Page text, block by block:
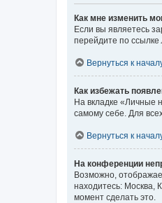
Как мне изменить
Если вы являетесь
перейдите по ссылке
Вернуться к
Как избежать
На вкладке «Личные
самому себе. Для
Вернуться к
На конференции
Возможно,
находитесь: Москва,
момент сделать это.